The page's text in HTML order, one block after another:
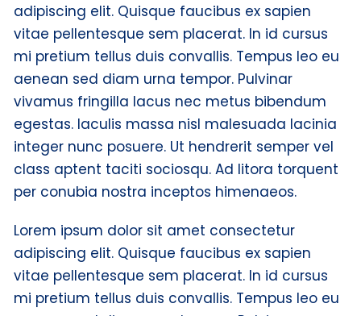
adipiscing elit. Quisque faucibus ex sapien
vitae pellentesque sem placerat. In id cursus
mi pretium tellus duis convallis. Tempus leo eu
aenean sed diam urna tempor. Pulvinar
vivamus fringilla lacus nec metus bibendum
egestas. Iaculis massa nisl malesuada lacinia
integer nunc posuere. Ut hendrerit semper vel
class aptent taciti sociosqu. Ad litora torquent
per conubia nostra inceptos himenaeos.
Lorem ipsum dolor sit amet consectetur
adipiscing elit. Quisque faucibus ex sapien
vitae pellentesque sem placerat. In id cursus
mi pretium tellus duis convallis. Tempus leo eu